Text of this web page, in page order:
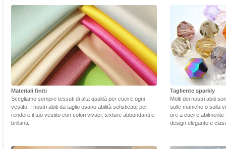
Materiali finiti
Scegliamo sempre tessuti di alta qualità per cucire ogni
vestito. I nostri abiti da taglio usano abilità sofisticate per
rendere il tuo vestito con colori vivaci, texture abbondanti e
brillanti.
Tagliente sparkly
Molti dei nostri abiti
sulle maniche o sulla
ore a cucire
design elegante e